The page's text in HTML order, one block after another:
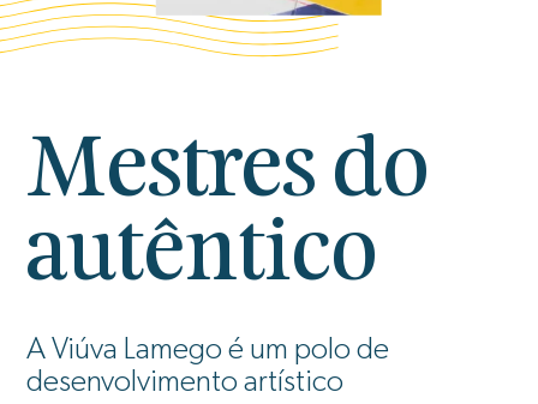
Mestres do
autêntico
A Viúva Lamego é um polo de
desenvolvimento artístico